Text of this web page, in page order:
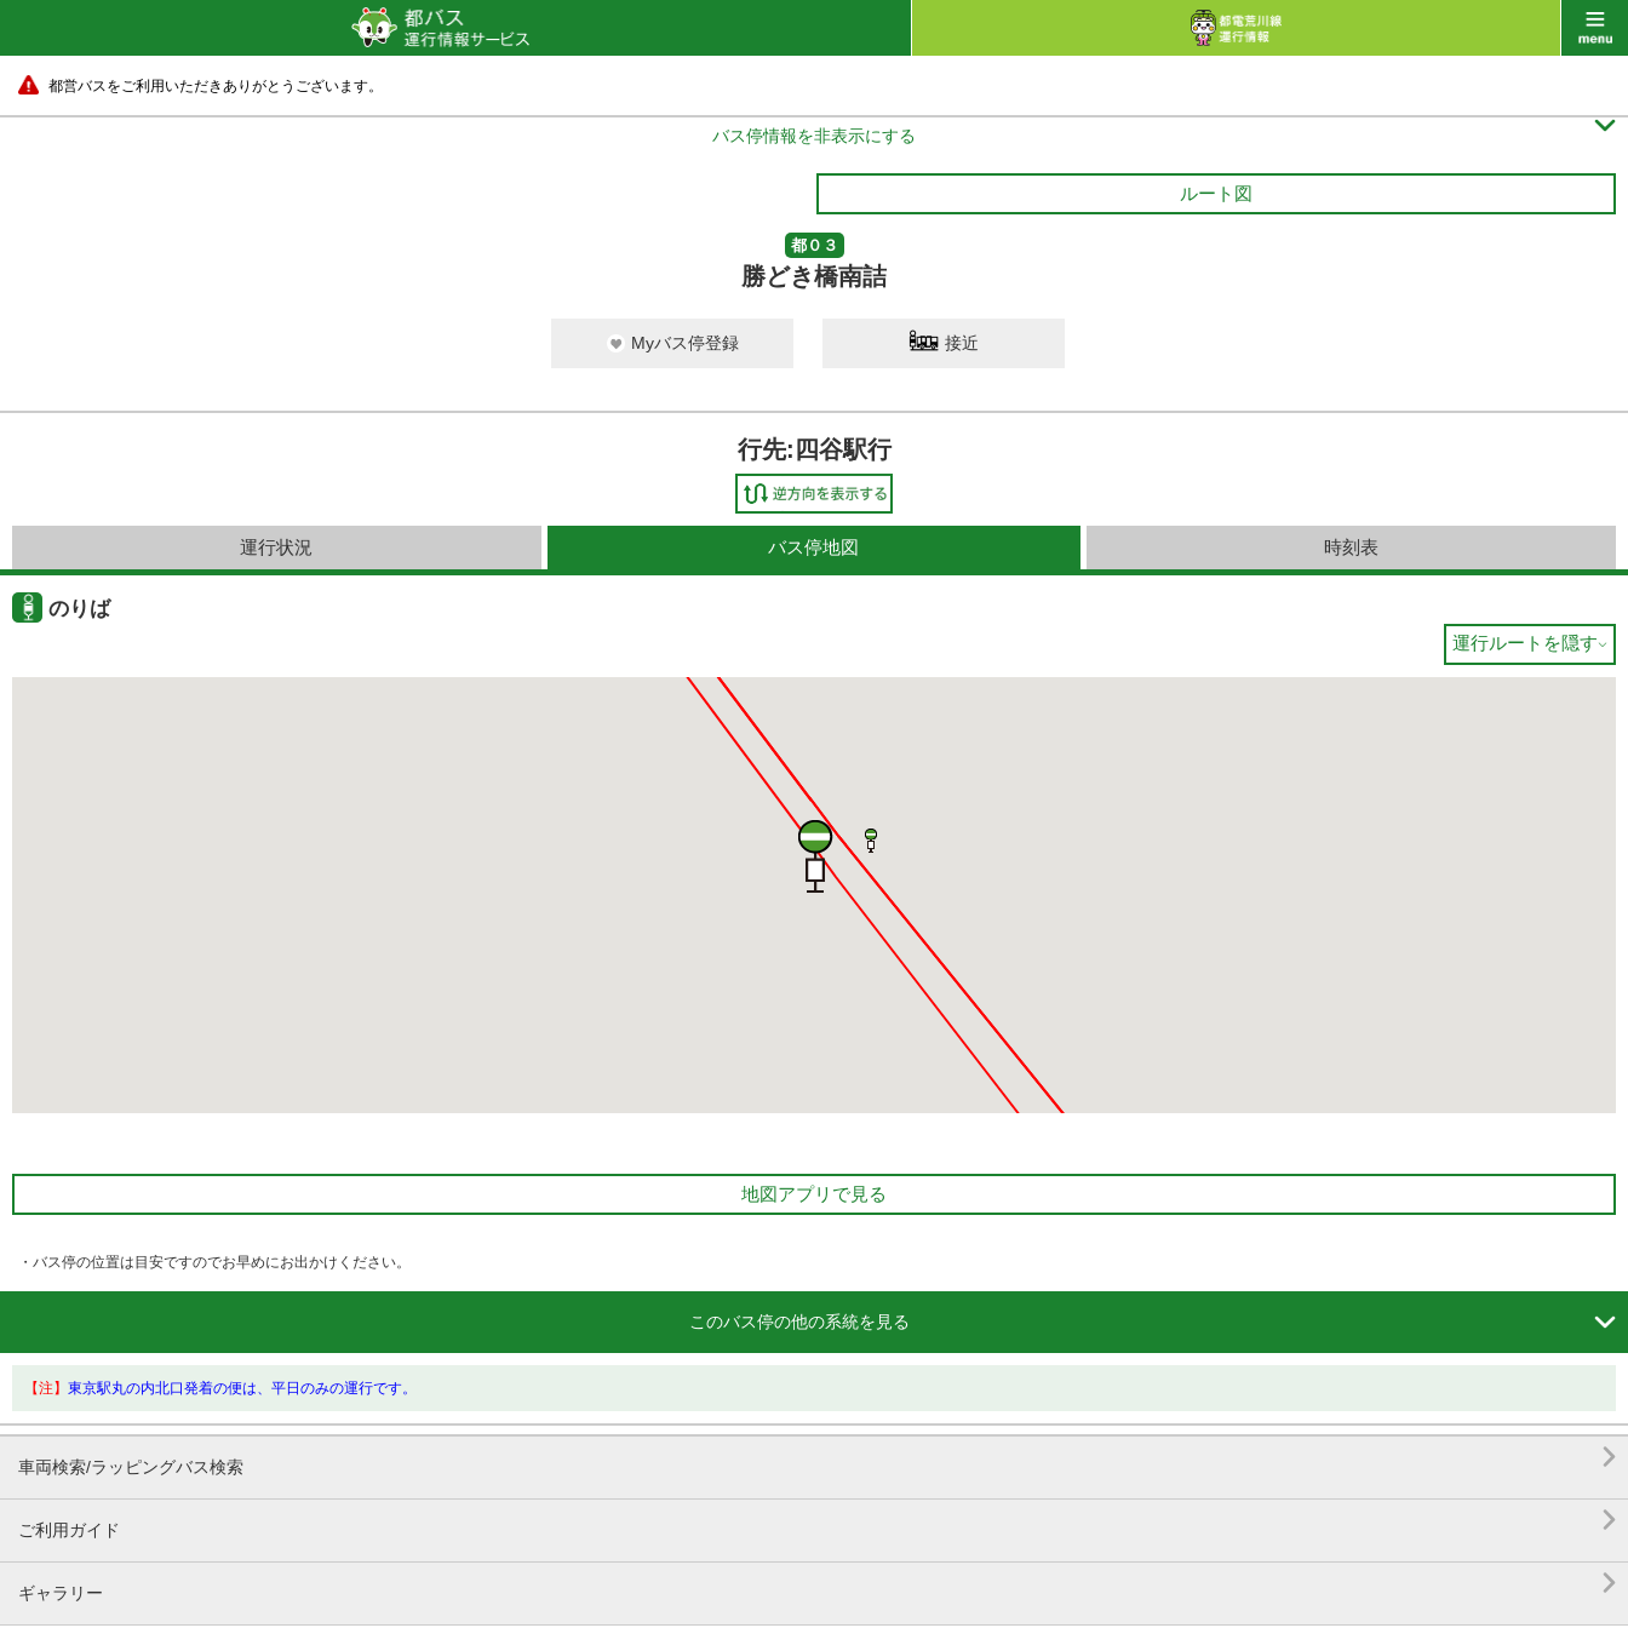
都営バスをご利用いただきありがとうございます。
バス停情報を非表示にする 
ルート図
都０３
勝どき橋南詰
Myバス停登録 接近
行先:四谷駅行
運行状況 バス停地図 時刻表
のりば
運行ルートを隠す
地図アプリで見る
・バス停の位置は目安ですのでお早めにお出かけください。
このバス停の他の系統を見る 
【注】 東京駅丸の内北口発着の便は、平日のみの運行です。
車両検索/ラッピングバス検索 
ご利用ガイド 
ギャラリー 